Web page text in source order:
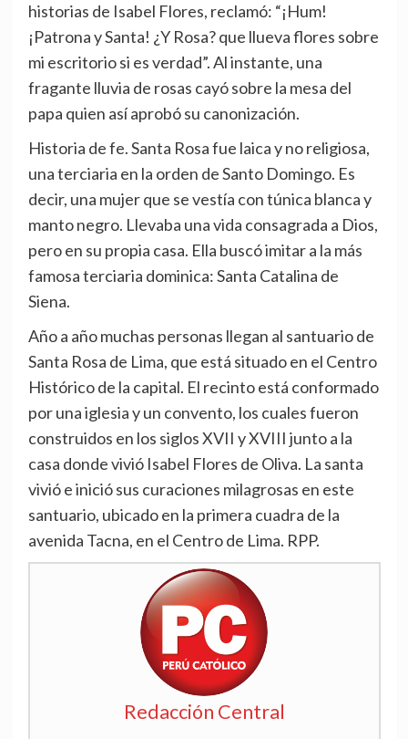
historias de Isabel Flores, reclamó: “¡Hum!
¡Patrona y Santa! ¿Y Rosa? que llueva flores sobre
mi escritorio si es verdad”. Al instante, una
fragante lluvia de rosas cayó sobre la mesa del
papa quien así aprobó su canonización.
Historia de fe. Santa Rosa fue laica y no religiosa,
una terciaria en la orden de Santo Domingo. Es
decir, una mujer que se vestía con túnica blanca y
manto negro. Llevaba una vida consagrada a Dios,
pero en su propia casa. Ella buscó imitar a la más
famosa terciaria dominica: Santa Catalina de
Siena.
Año a año muchas personas llegan al santuario de
Santa Rosa de Lima, que está situado en el Centro
Histórico de la capital. El recinto está conformado
por una iglesia y un convento, los cuales fueron
construidos en los siglos XVII y XVIII junto a la
casa donde vivió Isabel Flores de Oliva. La santa
vivió e inició sus curaciones milagrosas en este
santuario, ubicado en la primera cuadra de la
avenida Tacna, en el Centro de Lima. RPP.
Redacción Central